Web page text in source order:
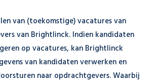
van (toekomstige) vacatures van
van Brightlinck. Indien kandidaten
op vacatures, kan Brightlinck
van kandidaten verwerken en
naar opdrachtgevers. Waarbij